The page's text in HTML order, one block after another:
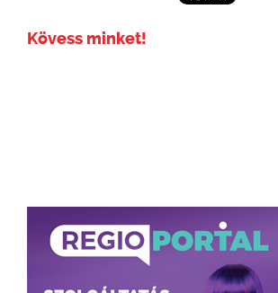
Kövess minket!